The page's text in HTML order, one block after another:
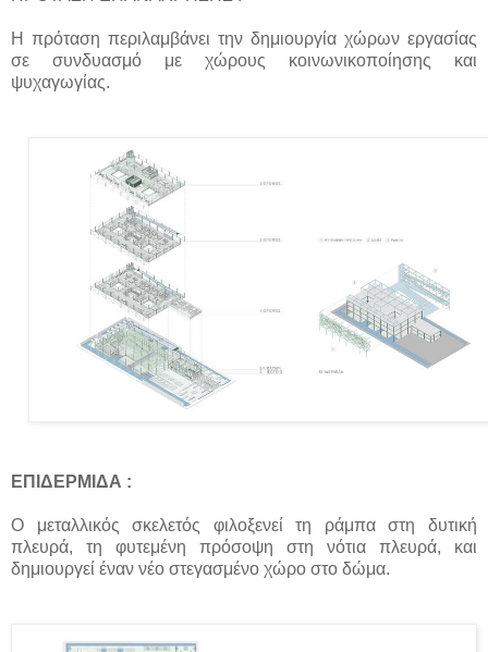
H πρόταση περιλαμβάνει την δημιουργία χώρων εργασίας
σε συνδυασμό με χώρους κοινωνικοποίησης και
ψυχαγωγίας.
ΕΠΙΔΕΡΜΙΔΑ :
Ο μεταλλικός σκελετός φιλοξενεί τη ράμπα στη δυτική
πλευρά, τη φυτεμένη πρόσοψη στη νότια πλευρά, και
δημιουργεί έναν νέο στεγασμένο χώρο στο δώμα.